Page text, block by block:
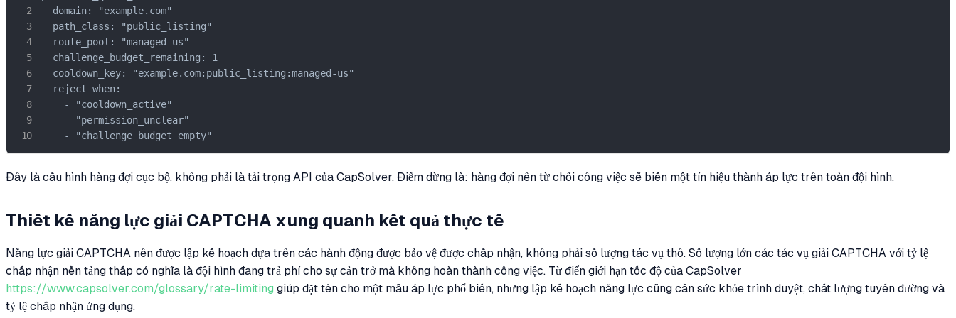
  domain: "example.com"
  path_class: "public_listing"
  route_pool: "managed-us"
  challenge_budget_remaining: 1
  cooldown_key: "example.com:public_listing:managed-us"
  reject_when:
    - "cooldown_active"
    - "permission_unclear"
    - "challenge_budget_empty"
Đây là cấu hình hàng đợi cục bộ, không phải là tải trọng API của CapSolver. Điểm dừng là: hàng đợi nên từ chối công việc sẽ biến một tín hiệu thành áp lực trên toàn đội hình.
Thiết kế năng lực giải CAPTCHA xung quanh kết quả thực tế
Năng lực giải CAPTCHA nên được lập kế hoạch dựa trên các hành động được bảo vệ được chấp nhận, không phải số lượng tác vụ thô. Số lượng lớn các tác vụ giải CAPTCHA với tỷ lệ
chấp nhận nền tảng thấp có nghĩa là đội hình đang trả phí cho sự cản trở mà không hoàn thành công việc. Từ điển giới hạn tốc độ của CapSolver
https://www.capsolver.com/glossary/rate-limiting giúp đặt tên cho một mẫu áp lực phổ biến, nhưng lập kế hoạch năng lực cũng cần sức khỏe trình duyệt, chất lượng tuyến đường và
tỷ lệ chấp nhận ứng dụng.